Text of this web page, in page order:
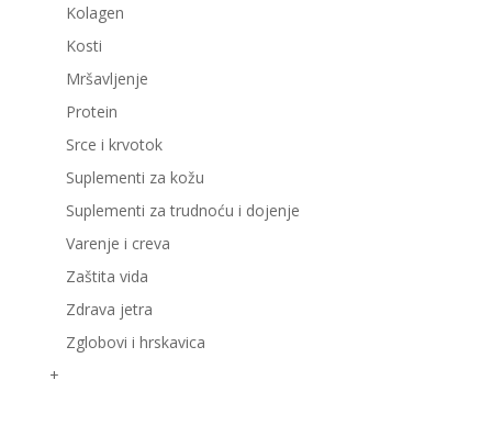
Kolagen
Kosti
Mršavljenje
Protein
Srce i krvotok
Suplementi za kožu
Suplementi za trudnoću i dojenje
Varenje i creva
Zaštita vida
Zdrava jetra
Zglobovi i hrskavica
+